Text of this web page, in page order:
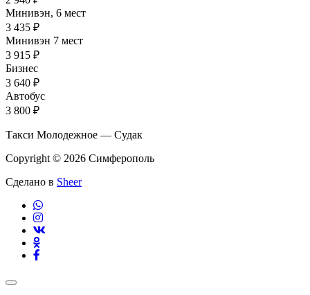
Минивэн, 6 мест
3 435 ₽
Минивэн 7 мест
3 915 ₽
Бизнес
3 640 ₽
Автобус
3 800 ₽
Такси Молодежное — Судак
Copyright © 2026 Симферополь
Сделано в Sheer